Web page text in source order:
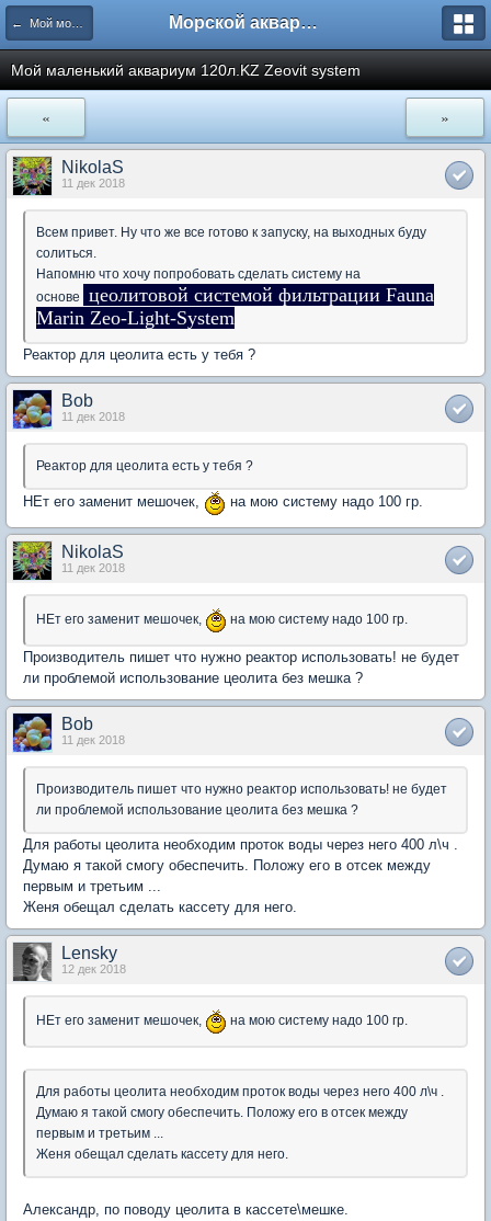
← Мой морской аквариум Морской аквариум. Форумы ReefCentral.ru
Мой маленький аквариум 120л.KZ Zeovit system
« »
NikolaS
11 дек 2018
Всем привет. Ну что же все готово к запуску, на выходных буду
солиться.
Напомню что хочу попробовать сделать систему на
основе
цеолитовой системой фильтрации Fauna
Marin Zeo-Light-System
Реактор для цеолита есть у тебя ?
Bob
11 дек 2018
Реактор для цеолита есть у тебя ?
НЕт его заменит мешочек, на мою систему надо 100 гр.
NikolaS
11 дек 2018
НЕт его заменит мешочек, на мою систему надо 100 гр.
Производитель пишет что нужно реактор использовать! не будет
ли проблемой использование цеолита без мешка ?
Bob
11 дек 2018
Производитель пишет что нужно реактор использовать! не будет
ли проблемой использование цеолита без мешка ?
Для работы цеолита необходим проток воды через него 400 л\ч .
Думаю я такой смогу обеспечить. Положу его в отсек между
первым и третьим ...
Женя обещал сделать кассету для него.
Lensky
12 дек 2018
НЕт его заменит мешочек, на мою систему надо 100 гр.
Для работы цеолита необходим проток воды через него 400 л\ч .
Думаю я такой смогу обеспечить. Положу его в отсек между
первым и третьим ...
Женя обещал сделать кассету для него.
Александр, по поводу цеолита в кассете\мешке.